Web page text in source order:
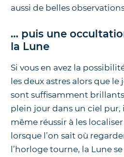
aussi de belles
… puis une
la Lune
Si vous en avez la
les deux astres alors que le
sont suffisamment
plein jour dans un ciel
même réussir à les
lorsque l’on sait où
l’horloge tourne, la Lune